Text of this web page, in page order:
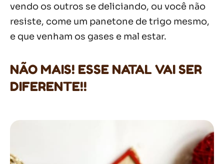
vendo os outros se deliciando, ou você não
resiste, come um panetone de trigo mesmo,
e que venham os gases e mal estar.
NÃO MAIS! ESSE NATAL VAI SER
DIFERENTE!!